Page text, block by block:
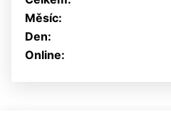
Online:
Měsíc:
Den: